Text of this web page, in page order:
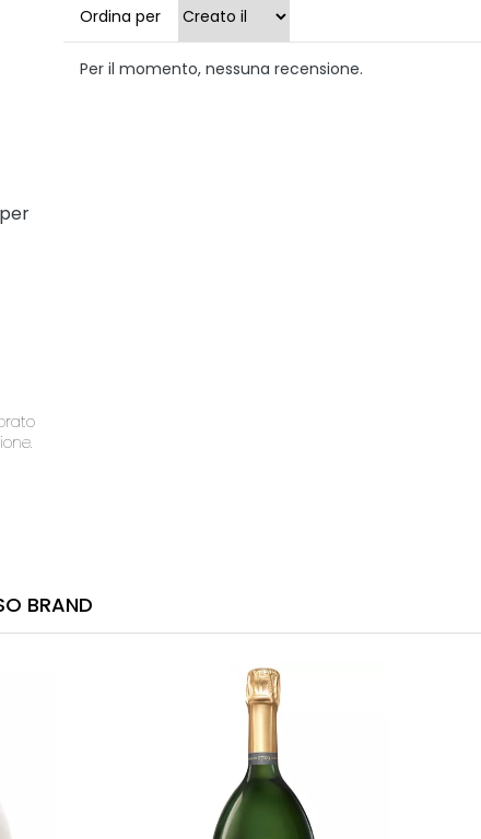
BRAND
Ordina per
Per il momento, nessuna recensione.